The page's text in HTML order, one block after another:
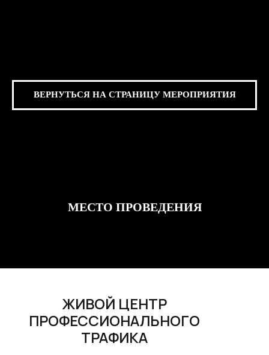
ВЕРНУТЬСЯ НА СТРАНИЦУ МЕРОПРИЯТИЯ
МЕСТО ПРОВЕДЕНИЯ
ЖИВОЙ ЦЕНТР
ПРОФЕССИОНАЛЬНОГО
ТРАФИКА